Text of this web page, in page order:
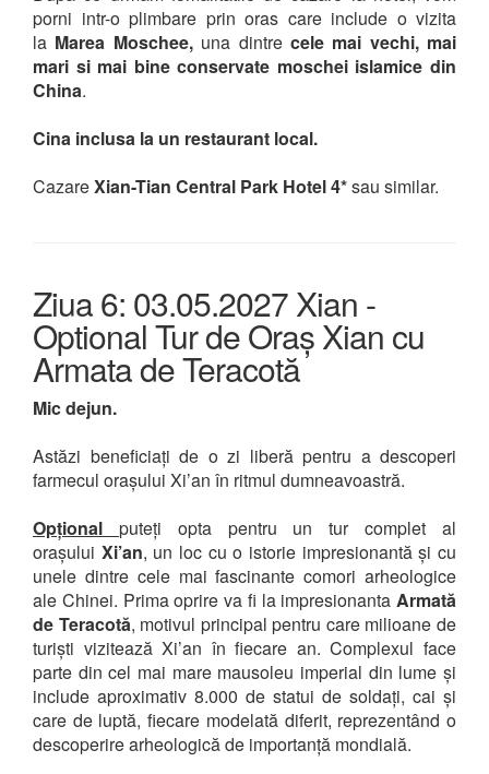
porni intr-o plimbare prin oras care include o vizita
la Marea Moschee,una dintre cele mai vechi, mai
mari si mai bine conservate moschei islamice din
China.
Cina inclusa la un restaurant local.
CazareXian-Tian Central Park Hotel 4*sau similar.
Ziua 6: 03.05.2027 Xian -
Optional Tur de Oraș Xian cu
Armata de Teracotă
Mic dejun.
Astăzi beneficiați de o zi liberă pentru a descoperi
farmecul orașului Xi’an în ritmul dumneavoastră.
Opțional puteți opta pentru un tur complet al
orașului Xi’an, un loc cu o istorie impresionantă și cu
unele dintre cele mai fascinante comori arheologice
ale Chinei. Prima oprire va fi la impresionanta Armată
de Teracotă, motivul principal pentru care milioane de
turiști vizitează Xi’an în fiecare an. Complexul face
parte din cel mai mare mausoleu imperial din lume și
include aproximativ 8.000 de statui de soldați, cai și
care de luptă, fiecare modelată diferit, reprezentând o
descoperire arheologică de importanță mondială.